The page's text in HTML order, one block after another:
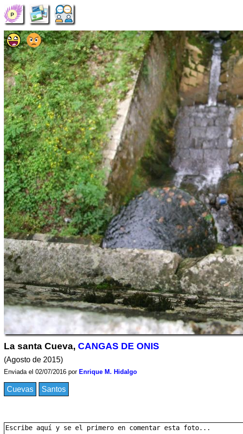
La santa Cueva, CANGAS DE ONIS
(Agosto de 2015)
Enviada el 02/07/2016 por Enrique M. Hidalgo
Cuevas Santos